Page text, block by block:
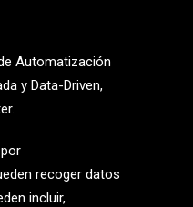
Automatización
y Data-Driven,
recoger datos
incluir,